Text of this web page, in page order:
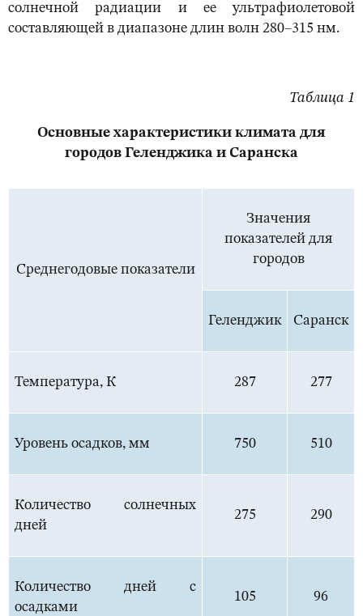
солнечной радиации и ее ультрафиолетовой
составляющей в диапазоне длин волн 280–315 нм.
Таблица 1
Основные характеристики климата для
городов Геленджика и Саранска
Среднегодовые показатели
Значения
показателей для
городов
Геленджик Саранск
Температура, К 287 277
Уровень осадков, мм 750 510
Количество солнечных
дней
275 290
Количество дней с
осадками
105 96